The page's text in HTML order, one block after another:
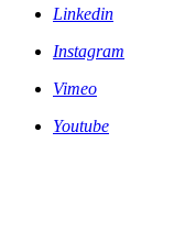
Linkedin
Instagram
Vimeo
Youtube